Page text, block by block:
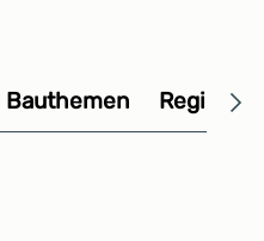
Bauthemen